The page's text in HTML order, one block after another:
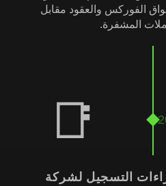
الفوركس والعقود مقابل
المشفرة.
التسجيل لشركة
📑